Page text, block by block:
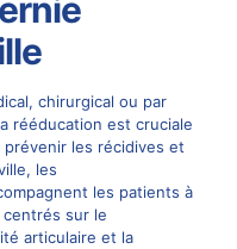
chirurgical ou par
rééducation est cruciale
les récidives et
les
les patients à
sur le
articulaire et la